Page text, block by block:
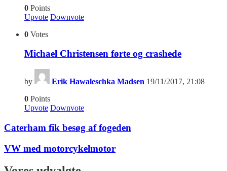
0 Points
Upvote Downvote
0 Votes
Michael Christensen førte og crashede
by Erik Hawaleschka Madsen 19/11/2017, 21:08
0 Points
Upvote Downvote
Caterham fik besøg af fogeden
VW med motorcykelmotor